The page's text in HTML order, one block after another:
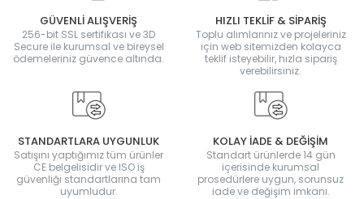
GÜVENLİ ALIŞVERİŞ
256-bit SSL sertifikası ve 3D
Secure ile kurumsal ve bireysel
ödemeleriniz güvence altında.
HIZLI TEKLİF & SİPARİŞ
Toplu alımlarınız ve projeleriniz
için web sitemizden kolayca
teklif isteyebilir, hızla sipariş
verebilirsiniz.
STANDARTLARA UYGUNLUK
Satışını yaptığımız tüm ürünler
CE belgelisidir ve ISO iş
güvenliği standartlarına tam
uyumludur.
KOLAY İADE & DEĞİŞİM
Standart ürünlerde 14 gün
içerisinde kurumsal
prosedürlere uygun, sorunsuz
iade ve değişim imkanı.